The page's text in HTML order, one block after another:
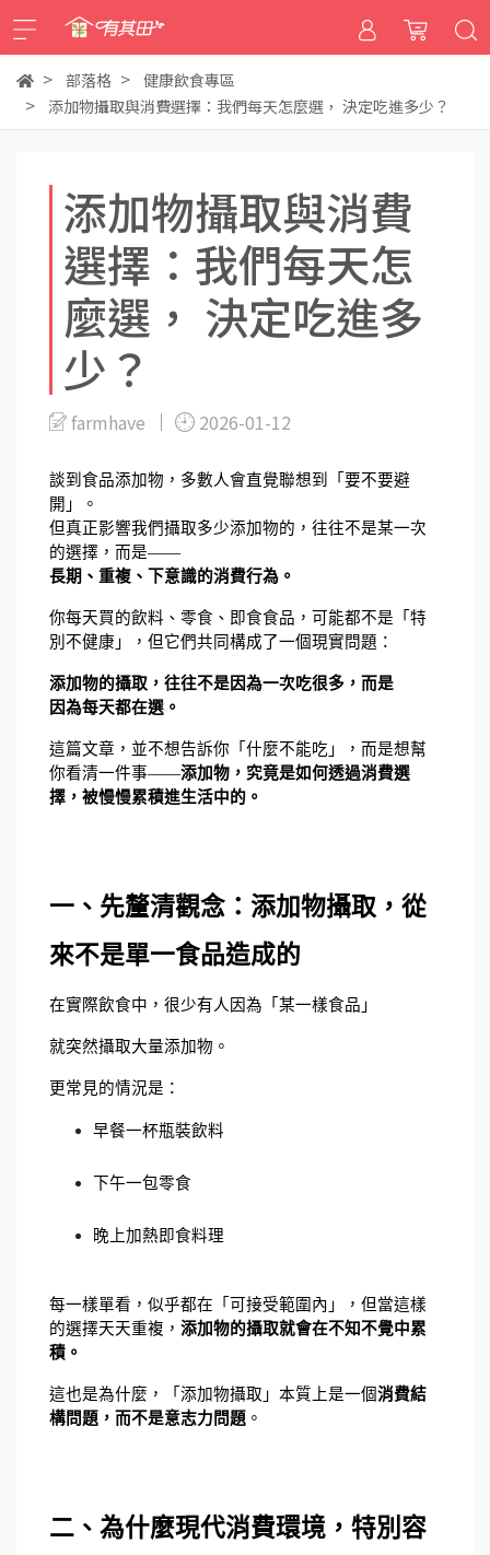
部落格
健康飲食專區
添加物攝取與消費選擇：我們每天怎麼選， 決定吃進多少？
添加物攝取與消費
選擇：我們每天怎
麼選， 決定吃進多
少？
farmhave 2026-01-12
談到食品添加物，多數人會直覺聯想到「要不要避
開」。
但真正影響我們攝取多少添加物的，往往不是某一次
的選擇，而是——
長期、重複、下意識的消費行為。
你每天買的飲料、零食、即食食品，可能都不是「特
別不健康」，但它們共同構成了一個現實問題：
添加物的攝取，往往不是因為一次吃很多，而是
因為每天都在選。
這篇文章，並不想告訴你「什麼不能吃」，而是想幫
你看清一件事——添加物，究竟是如何透過消費選
擇，被慢慢累積進生活中的。
一、先釐清觀念：添加物攝取，從
來不是單一食品造成的
在實際飲食中，很少有人因為「某一樣食品」
就突然攝取大量添加物。
更常見的情況是：
早餐一杯瓶裝飲料
下午一包零食
晚上加熱即食料理
每一樣單看，似乎都在「可接受範圍內」，但當這樣
的選擇天天重複， 添加物的攝取就會在不知不覺中累
積。
這也是為什麼，「添加物攝取」本質上是一個消費結
構問題，而不是意志力問題 。
二、為什麼現代消費環境，特別容